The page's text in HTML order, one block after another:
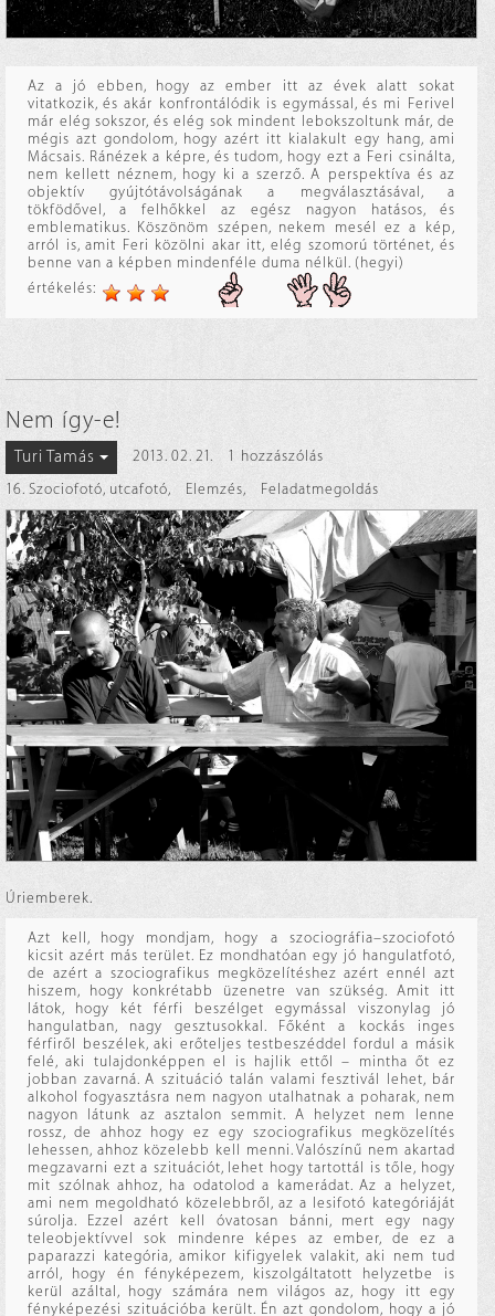
Az a jó ebben, hogy az ember itt az évek alatt sokat
vitatkozik, és akár konfrontálódik is egymással, és mi Ferivel
már elég sokszor, és elég sok mindent lebokszoltunk már, de
mégis azt gondolom, hogy azért itt kialakult egy hang, ami
Mácsais. Ránézek a képre, és tudom, hogy ezt a Feri csinálta,
nem kellett néznem, hogy ki a szerző. A perspektíva és az
objektív gyújtótávolságának a megválasztásával, a
tökfödővel, a felhőkkel az egész nagyon hatásos, és
emblematikus. Köszönöm szépen, nekem mesél ez a kép,
arról is, amit Feri közölni akar itt, elég szomorú történet, és
benne van a képben mindenféle duma nélkül. (hegyi)
értékelés:
Nem így-e!
Turi Tamás 2013. 02. 21.
1 hozzászólás
16. Szociofotó, utcafotó, Elemzés, Feladatmegoldás
Úriemberek.
Azt kell, hogy mondjam, hogy a szociográfia–szociofotó
kicsit azért más terület. Ez mondhatóan egy jó hangulatfotó,
de azért a szociografikus megközelítéshez azért ennél azt
hiszem, hogy konkrétabb üzenetre van szükség. Amit itt
látok, hogy két férfi beszélget egymással viszonylag jó
hangulatban, nagy gesztusokkal. Főként a kockás inges
férfiről beszélek, aki erőteljes testbeszéddel fordul a másik
felé, aki tulajdonképpen el is hajlik ettől – mintha őt ez
jobban zavarná. A szituáció talán valami fesztivál lehet, bár
alkohol fogyasztásra nem nagyon utalhatnak a poharak, nem
nagyon látunk az asztalon semmit. A helyzet nem lenne
rossz, de ahhoz hogy ez egy szociografikus megközelítés
lehessen, ahhoz közelebb kell menni. Valószínű nem akartad
megzavarni ezt a szituációt, lehet hogy tartottál is tőle, hogy
mit szólnak ahhoz, ha odatolod a kamerádat. Az a helyzet,
ami nem megoldható közelebbről, az a lesifotó kategóriáját
súrolja. Ezzel azért kell óvatosan bánni, mert egy nagy
teleobjektívvel sok mindenre képes az ember, de ez a
paparazzi kategória, amikor kifigyelek valakit, aki nem tud
arról, hogy én fényképezem, kiszolgáltatott helyzetbe is
kerül azáltal, hogy számára nem világos az, hogy itt egy
fényképezési szituációba került. Én azt gondolom, hogy a jó